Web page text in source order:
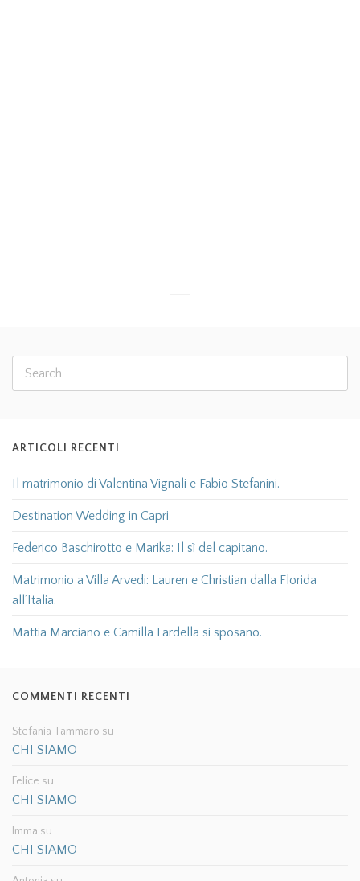
ARTICOLI RECENTI
Il matrimonio di Valentina Vignali e Fabio Stefanini.
Destination Wedding in Capri
Federico Baschirotto e Marika: Il sì del capitano.
Matrimonio a Villa Arvedi: Lauren e Christian dalla Florida
all’Italia.
Mattia Marciano e Camilla Fardella si sposano.
COMMENTI RECENTI
Stefania Tammaro su
CHI SIAMO
Felice su
CHI SIAMO
Imma su
CHI SIAMO